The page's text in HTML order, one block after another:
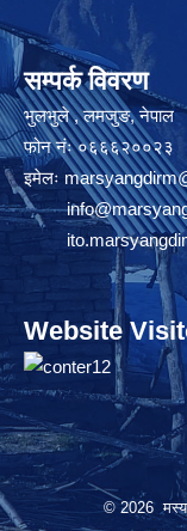
सम्पर्क विवरण
भुलभुले , लमजुङ, नेपाल
फोन नंः ०६६६२००२३
इमेलः
Website
© 2026